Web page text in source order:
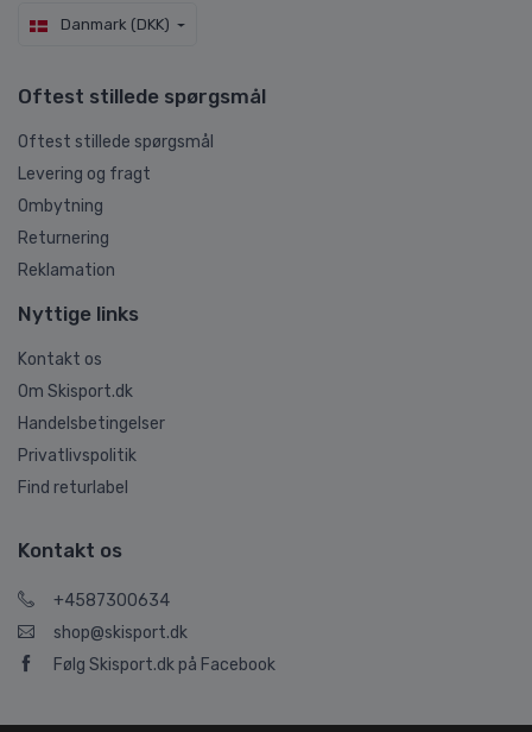
Danmark (DKK)
Oftest stillede spørgsmål
Oftest stillede spørgsmål
Levering og fragt
Ombytning
Returnering
Reklamation
Nyttige links
Kontakt os
Om Skisport.dk
Handelsbetingelser
Privatlivspolitik
Find returlabel
Kontakt os
+4587300634
shop@skisport.dk
Følg Skisport.dk på Facebook